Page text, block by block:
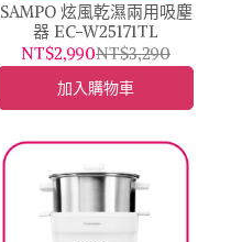
SAMPO 炫風乾濕兩用吸塵
器 EC-W25171TL
NT$2,990NT$3,290
加入購物車